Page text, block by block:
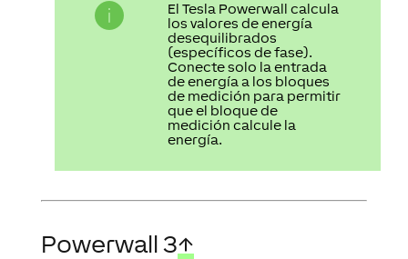
El Tesla Powerwall calcula
los valores de energía
desequilibrados
(específicos de fase).
Conecte solo la entrada
de energía a los bloques
de medición para permitir
que el bloque de
medición calcule la
energía.
Powerwall 3↑